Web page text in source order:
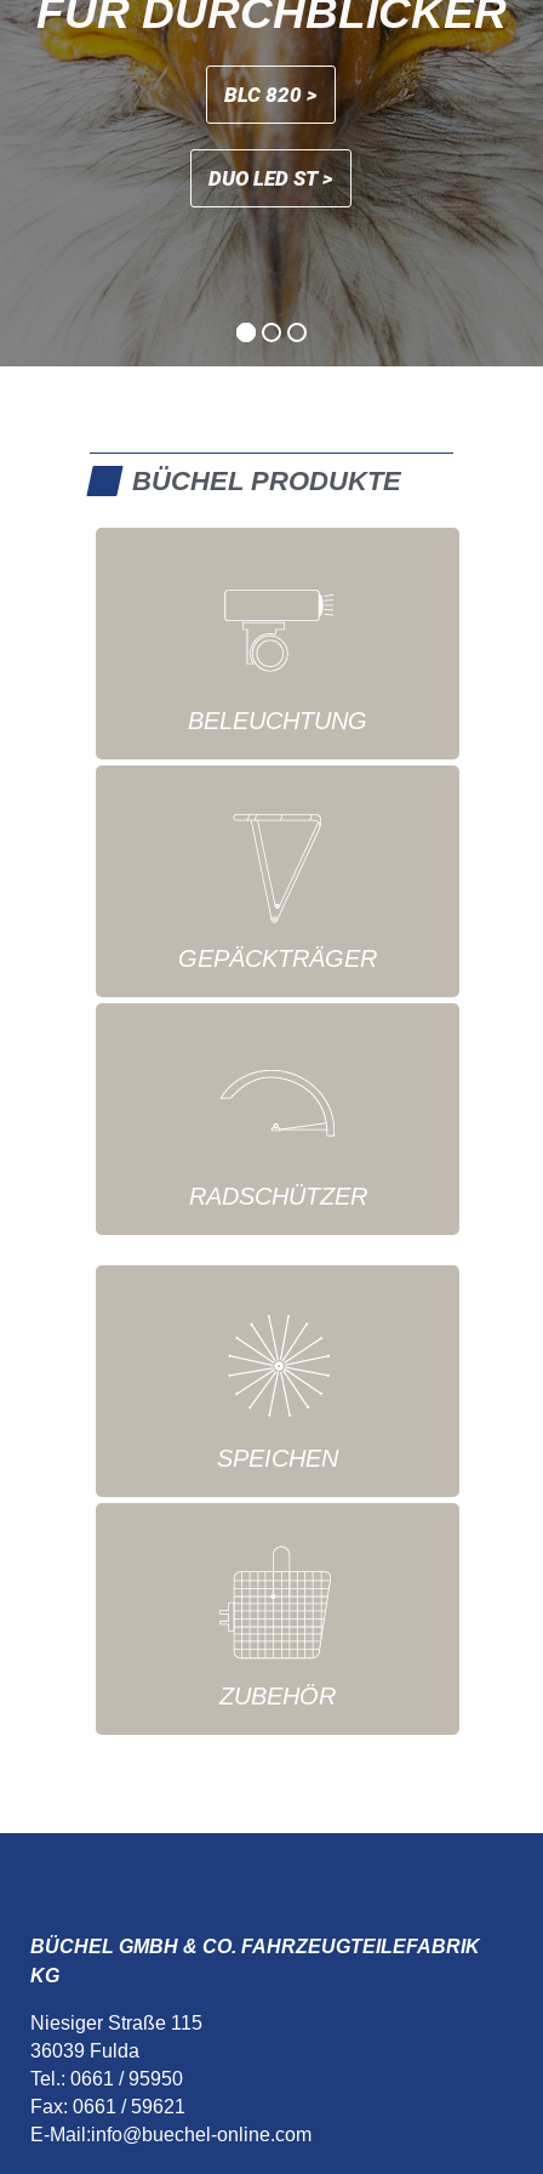
BÜCHEL PRODUKTE
BELEUCHTUNG
GEPÄCKTRÄGER
RADSCHÜTZER
SPEICHEN
ZUBEHÖR
BÜCHEL GMBH & CO. FAHRZEUGTEILEFABRIK
KG
Niesiger Straße 115
36039 Fulda
Tel.: 0661 / 95950
Fax: 0661 / 59621
E-Mail:info@buechel-online.com